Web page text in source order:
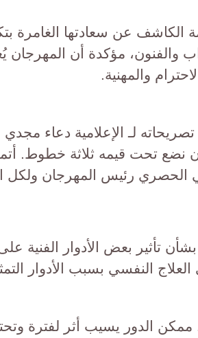
الكاشف عن سعادتها الغامرة
والفنون، مؤكدة أن المهرجان
والمهنية.
لـ الإعلامية دعاء
نضع تحت قيمه ثلاثة خطوط.
الحصري رئيس المهرجان ولكل
تأثير بعض الأدوار الفنية
النفسي بسبب الأدوار
ممكن الدور يسيب أثر لفترة